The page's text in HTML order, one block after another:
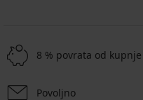
8 % povrata od kupnje
Povoljno